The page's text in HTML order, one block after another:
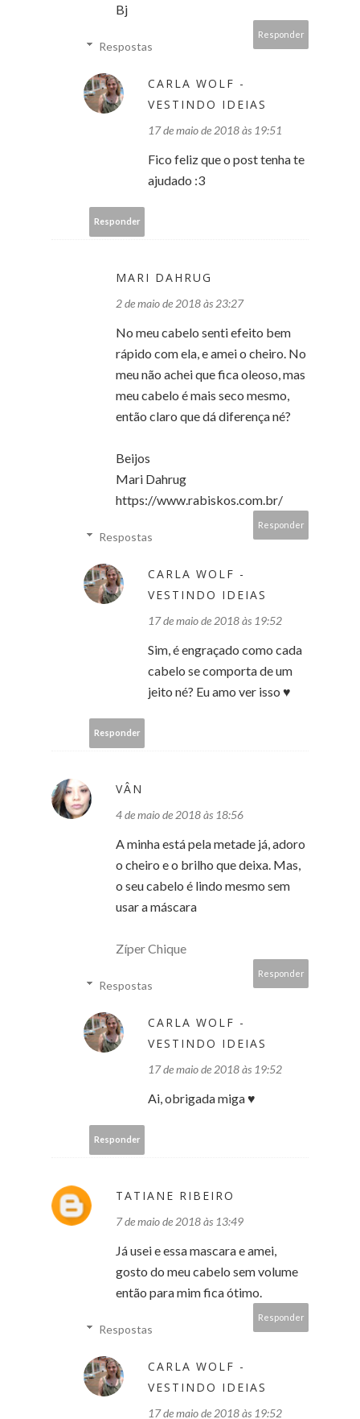
Bj
Responder
Respostas
CARLA WOLF -
VESTINDO IDEIAS
17 de maio de 2018 às 19:51
Fico feliz que o post tenha te
ajudado :3
Responder
MARI DAHRUG
2 de maio de 2018 às 23:27
No meu cabelo senti efeito bem
rápido com ela, e amei o cheiro. No
meu não achei que fica oleoso, mas
meu cabelo é mais seco mesmo,
então claro que dá diferença né?
Beijos
Mari Dahrug
https://www.rabiskos.com.br/
Responder
Respostas
CARLA WOLF -
VESTINDO IDEIAS
17 de maio de 2018 às 19:52
Sim, é engraçado como cada
cabelo se comporta de um
jeito né? Eu amo ver isso ♥
Responder
VÂN
4 de maio de 2018 às 18:56
A minha está pela metade já, adoro
o cheiro e o brilho que deixa. Mas,
o seu cabelo é lindo mesmo sem
usar a máscara
Zíper Chique
Responder
Respostas
CARLA WOLF -
VESTINDO IDEIAS
17 de maio de 2018 às 19:52
Ai, obrigada miga ♥
Responder
TATIANE RIBEIRO
7 de maio de 2018 às 13:49
Já usei e essa mascara e amei,
gosto do meu cabelo sem volume
então para mim fica ótimo.
Responder
Respostas
CARLA WOLF -
VESTINDO IDEIAS
17 de maio de 2018 às 19:52